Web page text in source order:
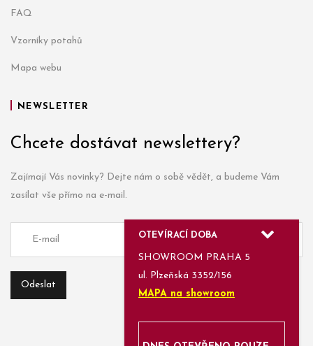
FAQ
Vzorníky potahů
Mapa webu
NEWSLETTER
Chcete dostávat newslettery?
Zajímají Vás novinky? Dejte nám o sobě vědět, a budeme Vám
zasílat vše přímo na e-mail.
OTEVÍRACÍ DOBA
SHOWROOM PRAHA 5
ul. Plzeňská 3352/156
MAPA na showroom